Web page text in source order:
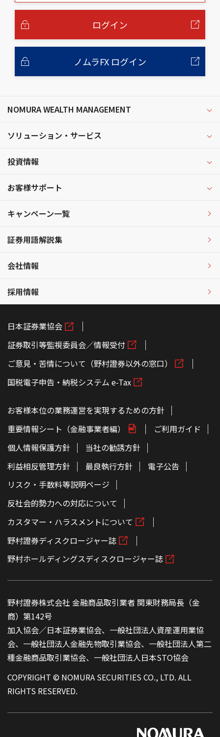
ログイン
ノムラFX ログイン
NOMURA WEALTH MANAGEMENT
ソリューション・サービス
投資情報
お客様サポート
キャンペーン一覧
証券用語解説集
会社情報
採用情報
日本証券業協会
証券取引等監視委員会／情報受付
ご意見・苦情について（野村證券以外の窓口）
国税電子申告・納税システム e-Tax
お客様本位の業務運営を実現するための方針
重要情報シート（金融事業者編）
ご利用ガイド
個人情報保護方針
当社の勧誘方針
利益相反管理方針
最良執行方針
電子公告
リスク・手数料等説明ページ
反社会的勢力への対応について
カスタマー・ハラスメントについて
野村證券ディスクロージャー誌
野村ホールディングスディスクロージャー誌
野村證券株式会社 金融商品取引業者 関東財務局長（金
商）第142号
加入協会／日本証券業協会、一般社団法人資産運用業協
会、一般社団法人金融先物取引業協会、一般社団法人第二
種金融商品取引業協会、一般社団法人日本STO協会
COPYRIGHT © NOMURA SECURITIES CO., LTD. ALL
RIGHTS RESERVED.